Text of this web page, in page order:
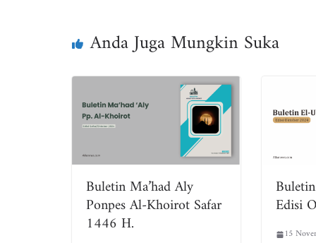
pp
Anda Juga Mungkin Suka
Buletin Ma’had Aly
Ponpes Al-Khoirot Safar
1446 H.
Edisi
15